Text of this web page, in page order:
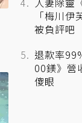
「梅川
被負評吧
退款率
00鎂》營
傻眼